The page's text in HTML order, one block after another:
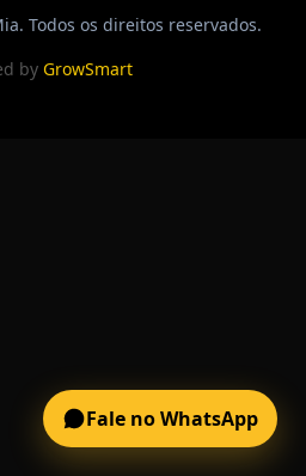
Todos os direitos reservados.
by GrowSmart
Fale no WhatsApp